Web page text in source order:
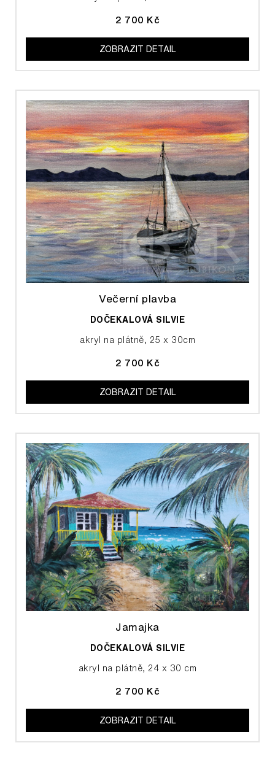
2 700 Kč
ZOBRAZIT DETAIL
Večerní plavba
DOČEKALOVÁ SILVIE
akryl na plátně, 25 x 30cm
2 700 Kč
ZOBRAZIT DETAIL
Jamajka
DOČEKALOVÁ SILVIE
akryl na plátně, 24 x 30 cm
2 700 Kč
ZOBRAZIT DETAIL